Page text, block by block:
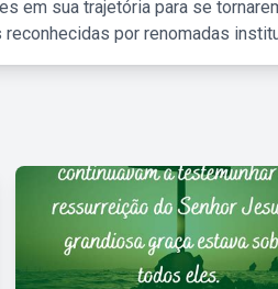
em sua trajetória para se
por renomadas